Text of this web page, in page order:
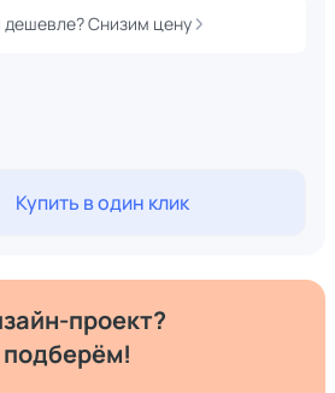
Нашли дешевле? Снизим цену
Купить в один клик
проект?